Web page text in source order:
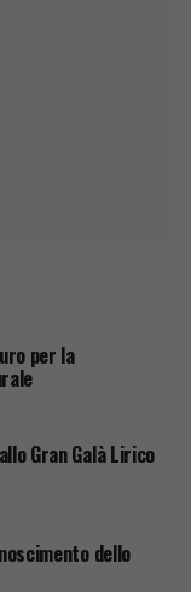
per la
Gran Galà Lirico
dello